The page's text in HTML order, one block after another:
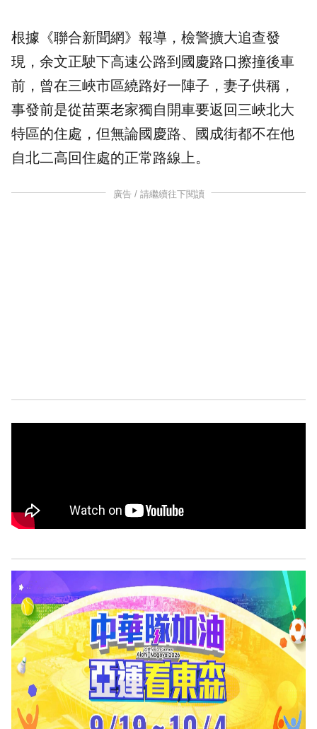
根據《聯合新聞網》報導，檢警擴大追查發
現，余文正駛下高速公路到國慶路口擦撞後車
前，曾在三峽市區繞路好一陣子，妻子供稱，
事發前是從苗栗老家獨自開車要返回三峽北大
特區的住處，但無論國慶路、國成街都不在他
自北二高回住處的正常路線上。
廣告 / 請繼續往下閱讀